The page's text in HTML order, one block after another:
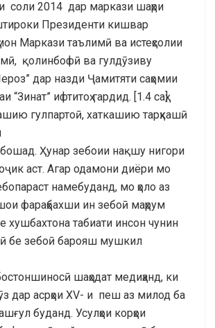
соли 2014 дар маркази шаҳри
Президенти кишвар
Маркази таълимӣ ва истеҳсолии
қолинбофӣ ва гулдӯзиву
дар назди Ҷамитяти саҳомии
ифтитоҳ гардид. [1.4 саҳ]
гулпартоӣ, хаткашию тарҳкашӣ
Ҳунар зебоии нақшу нигори
аст. Агар одамони диёри мо
намебуданд, мо ҳоло аз
фараҳбахши ин зебоӣ маҳрум
хушбахтона табиати инсон чунин
бе зебоӣ барояш мушкил
шаҳодат медиҳанд, ки
дар асрҳои XV- и пеш аз милод ба
буданд. Усулҳои корҳои